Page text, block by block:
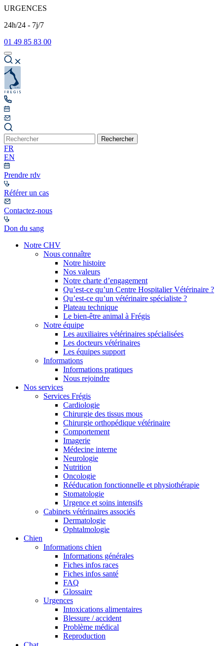
URGENCES
24h/24 - 7j/7
01 49 85 83 00
Rechercher
FR
EN
Prendre rdv
Référer un cas
Contactez-nous
Don du sang
Notre CHV
Nous connaître
Notre histoire
Nos valeurs
Notre charte d’engagement
Qu’est-ce qu’un Centre Hospitalier Vétérinaire ?
Qu’est-ce qu’un vétérinaire spécialiste ?
Plateau technique
Le bien-être animal à Frégis
Notre équipe
Les auxiliaires vétérinaires spécialisées
Les docteurs vétérinaires
Les équipes support
Informations
Informations pratiques
Nous rejoindre
Nos services
Services Frégis
Cardiologie
Chirurgie des tissus mous
Chirurgie orthopédique vétérinaire
Comportement
Imagerie
Médecine interne
Neurologie
Nutrition
Oncologie
Rééducation fonctionnelle et physiothérapie
Stomatologie
Urgence et soins intensifs
Cabinets vétérinaires associés
Dermatologie
Ophtalmologie
Chien
Informations chien
Informations générales
Fiches infos races
Fiches infos santé
FAQ
Glossaire
Urgences
Intoxications alimentaires
Blessure / accident
Problème médical
Reproduction